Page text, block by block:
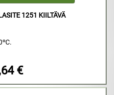
1251 KIILTÄVÄ
€